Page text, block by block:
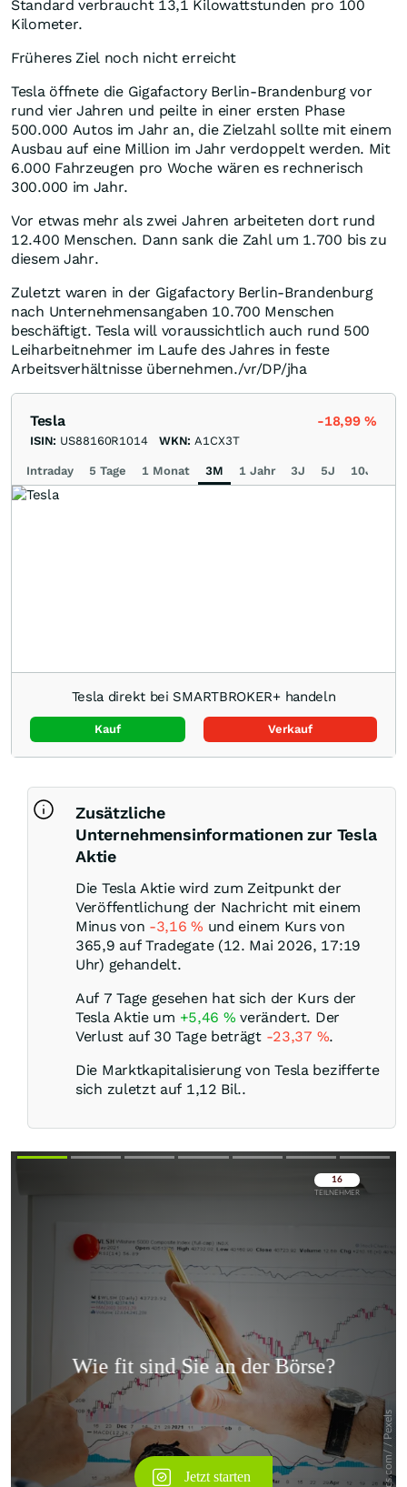
Standard verbraucht 13,1 Kilowattstunden pro 100
Kilometer.
Früheres Ziel noch nicht erreicht
Tesla öffnete die Gigafactory Berlin-Brandenburg vor
rund vier Jahren und peilte in einer ersten Phase
500.000 Autos im Jahr an, die Zielzahl sollte mit einem
Ausbau auf eine Million im Jahr verdoppelt werden. Mit
6.000 Fahrzeugen pro Woche wären es rechnerisch
300.000 im Jahr.
Vor etwas mehr als zwei Jahren arbeiteten dort rund
12.400 Menschen. Dann sank die Zahl um 1.700 bis zu
diesem Jahr.
Zuletzt waren in der Gigafactory Berlin-Brandenburg
nach Unternehmensangaben 10.700 Menschen
beschäftigt. Tesla will voraussichtlich auch rund 500
Leiharbeitnehmer im Laufe des Jahres in feste
Arbeitsverhältnisse übernehmen./vr/DP/jha
Tesla -18,99%
ISIN: US88160R1014 WKN: A1CX3T
Intraday 5 Tage 1 Monat 3M 1 Jahr 3J 5J 10J
Tesla direkt bei SMARTBROKER+ handeln
Kauf Verkauf
Zusätzliche
Unternehmensinformationen zur Tesla
Aktie
Die Tesla Aktie wird zum Zeitpunkt der
Veröffentlichung der Nachricht mit einem
Minus von -3,16% und einem Kurs von
365,9 auf Tradegate (12. Mai 2026, 17:19
Uhr) gehandelt.
Auf 7 Tage gesehen hat sich der Kurs der
Tesla Aktie um +5,46 % verändert. Der
Verlust auf 30 Tage beträgt -23,37 %.
Die Marktkapitalisierung von Tesla bezifferte
sich zuletzt auf 1,12 Bil..
Überspringen